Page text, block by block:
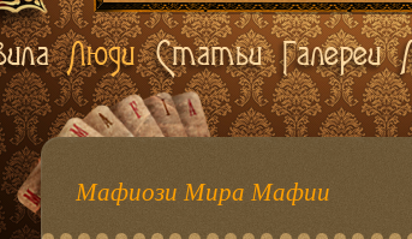
Мафиози Мира Мафии